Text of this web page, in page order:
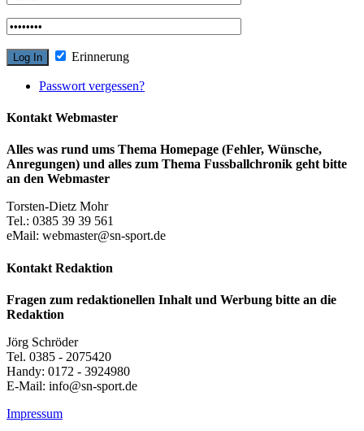
Erinnerung
Passwort vergessen?
Kontakt Webmaster
Alles was rund ums Thema Homepage (Fehler, Wünsche,
Anregungen) und alles zum Thema Fussballchronik geht bitte
an den Webmaster
Torsten-Dietz Mohr
Tel.: 0385 39 39 561
eMail: webmaster@sn-sport.de
Kontakt Redaktion
Fragen zum redaktionellen Inhalt und Werbung bitte an die
Redaktion
Jörg Schröder
Tel. 0385 - 2075420
Handy: 0172 - 3924980
E-Mail: info@sn-sport.de
Impressum